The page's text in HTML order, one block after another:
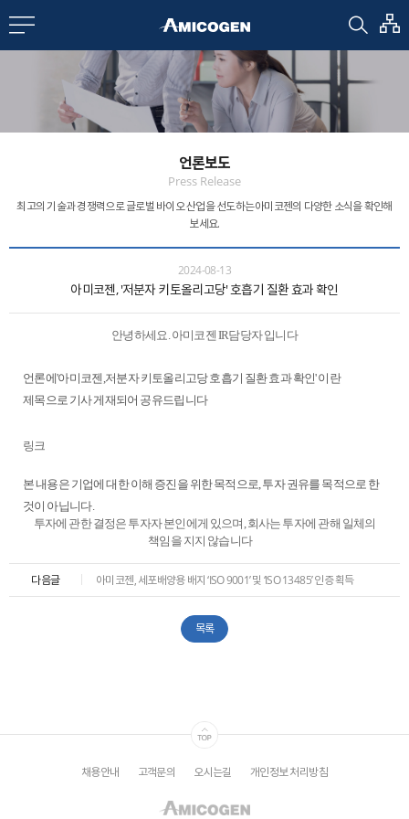
us
언론보도
Press Release
최고의 기술과 경쟁력으로 글로벌 바이오 산업을 선도하는아미코젠의 다양한 소식을 확인해
보세요.
2024-08-13
아미코젠, '저분자 키토올리고당' 호흡기 질환 효과 확인
안녕하세요. 아미코젠 IR담당자 입니다
언론에'아미코젠,저분자 키토올리고당 호흡기 질환 효과 확인' 이란
제목으로 기사 게재되어 공유드립니다
링크
본 내용은 기업에 대한 이해 증진을 위한 목적으로, 투자 권유를 목적으로 한
것이 아닙니다.
투자에 관한 결정은 투자자 본인에게 있으며, 회사는 투자에 관해 일체의
책임을 지지 않습니다
다음글 아미코젠, 세포배양용 배지 ‘ISO 9001’ 및 ‘ISO 13485’ 인증 획득
목록
채용안내 고객문의 오시는길 개인정보 처리방침